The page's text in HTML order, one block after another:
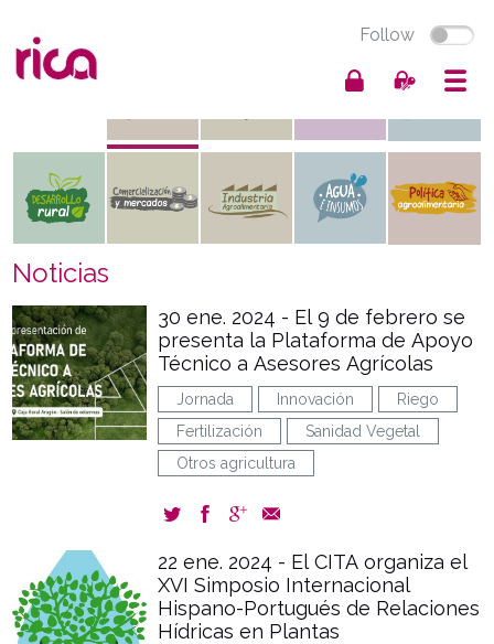
Follow
Noticias
30 ene. 2024 - El 9 de febrero se
presenta la Plataforma de Apoyo
Técnico a Asesores Agrícolas
Jornada Innovación
Riego
Fertilización
Sanidad Vegetal
Otros agricultura
22 ene. 2024 - El CITA organiza el
XVI Simposio Internacional
Hispano-Portugués de Relaciones
Hídricas en Plantas